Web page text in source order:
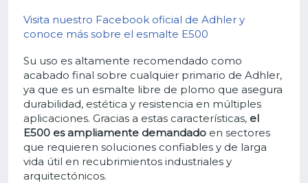
Visita nuestro Facebook oficial de Adhler y
conoce más sobre el esmalte E500
Su uso es altamente recomendado como
acabado final sobre cualquier primario de Adhler,
ya que es un esmalte libre de plomo que asegura
durabilidad, estética y resistencia en múltiples
aplicaciones. Gracias a estas características, el
E500 es ampliamente demandado en sectores
que requieren soluciones confiables y de larga
vida útil en recubrimientos industriales y
arquitectónicos.